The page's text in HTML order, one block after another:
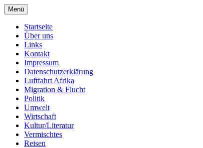
Zum
Inhalt
springen
AFRICA live
Menü
Startseite
Über uns
Links
Kontakt
Impressum
Datenschutzerklärung
Luftfahrt Afrika
Migration & Flucht
Politik
Umwelt
Wirtschaft
Kultur/Literatur
Vermischtes
Reisen